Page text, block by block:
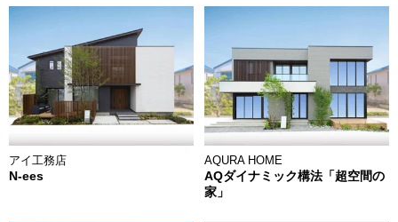
アイ工務店
N-ees
AQURA HOME
AQダイナミック構法「超空間の
家」